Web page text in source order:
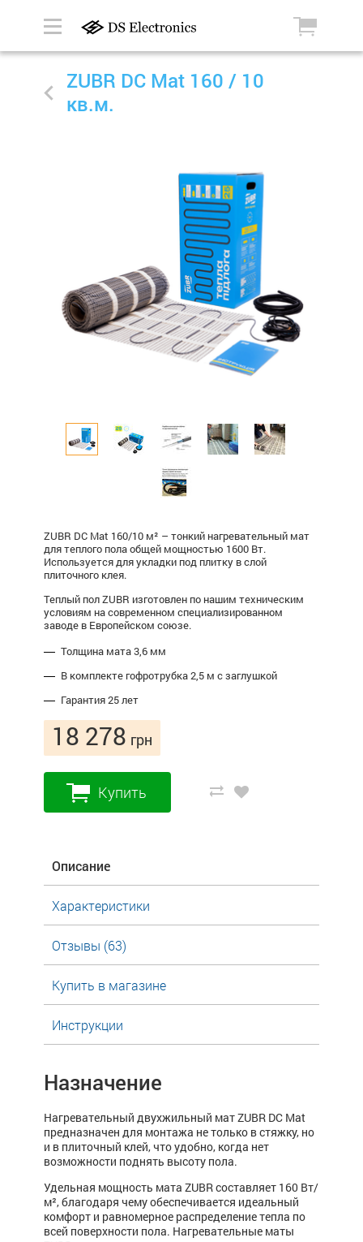
ZUBR DC Mat 160 / 10
кв.м.
ZUBR DC Mat 160/10 м² – тонкий нагревательный мат
для теплого пола общей мощностью 1600 Вт.
Используется для укладки под плитку в слой
плиточного клея.
Теплый пол ZUBR изготовлен по нашим техническим
условиям на современном специализированном
заводе в Европейском союзе.
Толщина мата 3,6 мм
В комплекте гофротрубка 2,5 м с заглушкой
Гарантия 25 лет
18 278 грн
Купить
Описание
Характеристики
Отзывы (63)
Купить в магазине
Инструкции
Назначение
Нагревательный двухжильный мат ZUBR DC Mat
предназначен для монтажа не только в стяжку, но
и в плиточный клей, что удобно, когда нет
возможности поднять высоту пола.
Удельная мощность мата ZUBR составляет 160 Вт/
м², благодаря чему обеспечивается идеальный
комфорт и равномерное распределение тепла по
всей поверхности пола. Нагревательные маты